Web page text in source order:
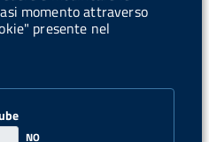
momento attraverso
presente nel
t
i
y